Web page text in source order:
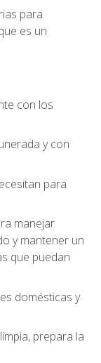
para
es un
con los
y con
para
manejar
y mantener un
que puedan
domésticas y
prepara la